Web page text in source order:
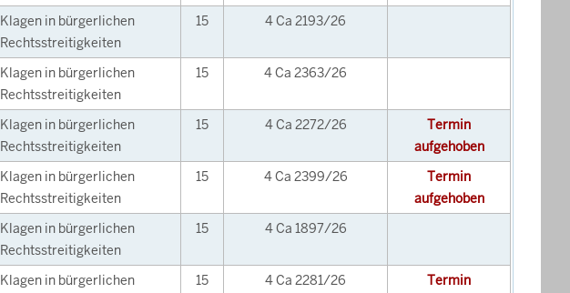
Klagen in bürgerlichen
Rechtsstreitigkeiten
15 4 Ca 2193/26
Klagen in bürgerlichen
Rechtsstreitigkeiten
15 4 Ca 2363/26
Klagen in bürgerlichen
Rechtsstreitigkeiten
15 4 Ca 2272/26
Termin
aufgehoben
Klagen in bürgerlichen
Rechtsstreitigkeiten
15 4 Ca 2399/26
Termin
aufgehoben
Klagen in bürgerlichen
Rechtsstreitigkeiten
15 4 Ca 1897/26
Klagen in bürgerlichen
15 4 Ca 2281/26
Termin